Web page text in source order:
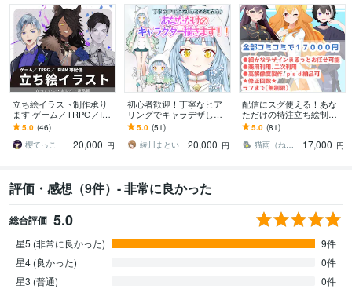
立ち絵イラスト制作承り
ます ゲーム／TRPG／IRI
AM オリキャラが必要な方
◎
5.0 (46)
櫻てっこ
20,000 円
初心者歓迎！丁寧なヒア
リングでキャラデザしま
す 企業案件多数！世界に
１つのデザイン提案いた
します♪
5.0 (51)
綾川まとい
20,000 円
配信にスグ使える！あな
ただけの特注立ち絵制作
します IRIAM等、vtuberと
して活動する方にオスス
メ！！！
5.0 (81)
猫雨（ねこさめ）
17,000 円
評価・感想（9件）- 非常に良かった
総合評価 5.0
星5 (非常に良かった)
9件
星4 (良かった)
0件
星3 (普通)
0件